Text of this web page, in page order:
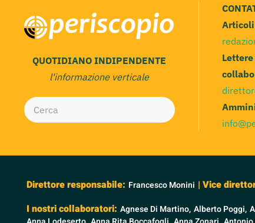
QUOTIDIANO INDIPENDENTE
l'informazione verticale
Direttore responsabile: Francesco Monini | Vice
I nostri collaboratori: Agnese Di Martino, Alberto Poggi,